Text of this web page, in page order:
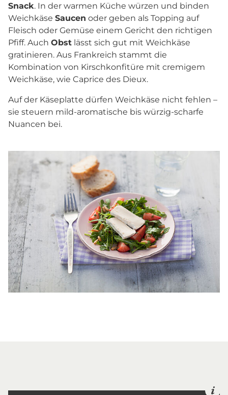
Snack. In der warmen Küche würzen und binden
Weichkäse Saucen oder geben als Topping auf
Fleisch oder Gemüse einem Gericht den richtigen
Pfiff. Auch Obst lässt sich gut mit Weichkäse
gratinieren. Aus Frankreich stammt die
Kombination von Kirschkonfitüre mit cremigem
Weichkäse, wie Caprice des Dieux.
Auf der Käseplatte dürfen Weichkäse nicht fehlen –
sie steuern mild-aromatische bis würzig-scharfe
Nuancen bei.